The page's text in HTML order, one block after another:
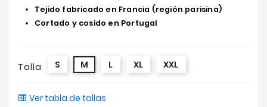
Tejido fabricado en Francia (región parisina)
Cortado y cosido en Portugal
Talla S M L XL XXL
Ver tabla de tallas